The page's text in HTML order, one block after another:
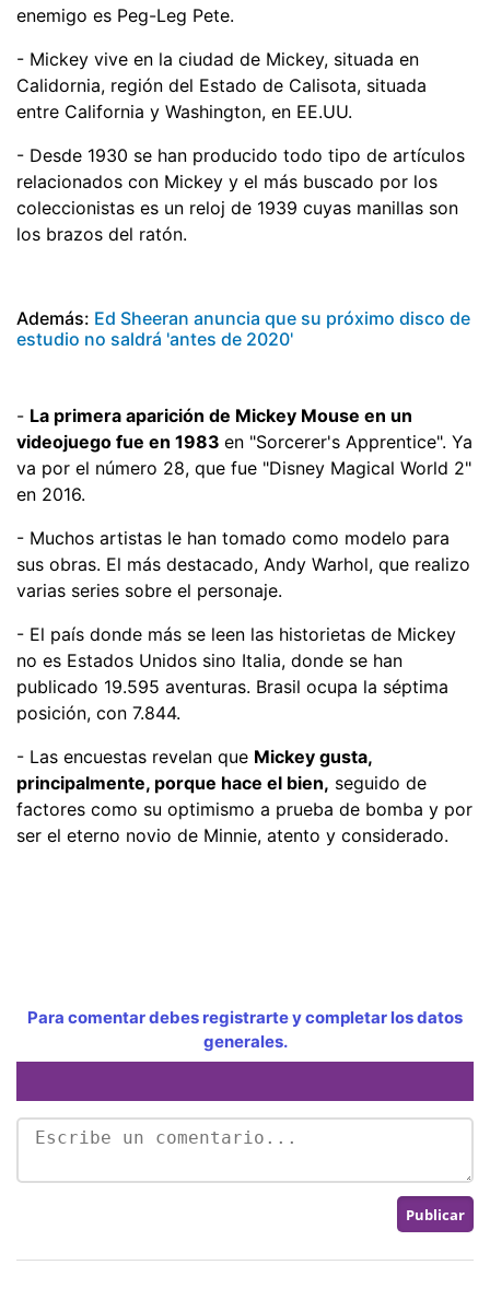
enemigo es Peg-Leg Pete.
- Mickey vive en la ciudad de Mickey, situada en
Calidornia, región del Estado de Calisota, situada
entre California y Washington, en EE.UU.
- Desde 1930 se han producido todo tipo de artículos
relacionados con Mickey y el más buscado por los
coleccionistas es un reloj de 1939 cuyas manillas son
los brazos del ratón.
Además: Ed Sheeran anuncia que su próximo disco de
estudio no saldrá 'antes de 2020'
- La primera aparición de Mickey Mouse en un
videojuego fue en 1983 en "Sorcerer's Apprentice". Ya
va por el número 28, que fue "Disney Magical World 2"
en 2016.
- Muchos artistas le han tomado como modelo para
sus obras. El más destacado, Andy Warhol, que realizo
varias series sobre el personaje.
- El país donde más se leen las historietas de Mickey
no es Estados Unidos sino Italia, donde se han
publicado 19.595 aventuras. Brasil ocupa la séptima
posición, con 7.844.
- Las encuestas revelan que Mickey gusta,
principalmente, porque hace el bien, seguido de
factores como su optimismo a prueba de bomba y por
ser el eterno novio de Minnie, atento y considerado.
Para comentar debes registrarte y completar los datos
generales.